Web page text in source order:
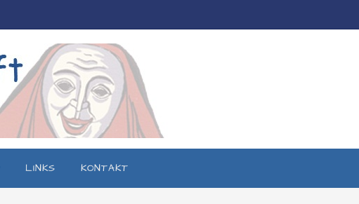
LINKS KONTAKT